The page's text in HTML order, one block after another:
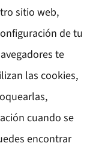
sitio web,
de tu
te
las cookies,
cuando se
encontrar